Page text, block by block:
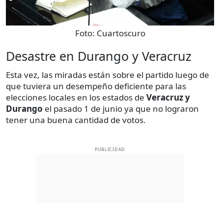
Foto: Cuartoscuro
Desastre en Durango y Veracruz
Esta vez, las miradas están sobre el partido luego de
que tuviera un desempeño deficiente para las
elecciones locales en los estados de Veracruz y
Durango el pasado 1 de junio ya que no lograron
tener una buena cantidad de votos.
PUBLICIDAD